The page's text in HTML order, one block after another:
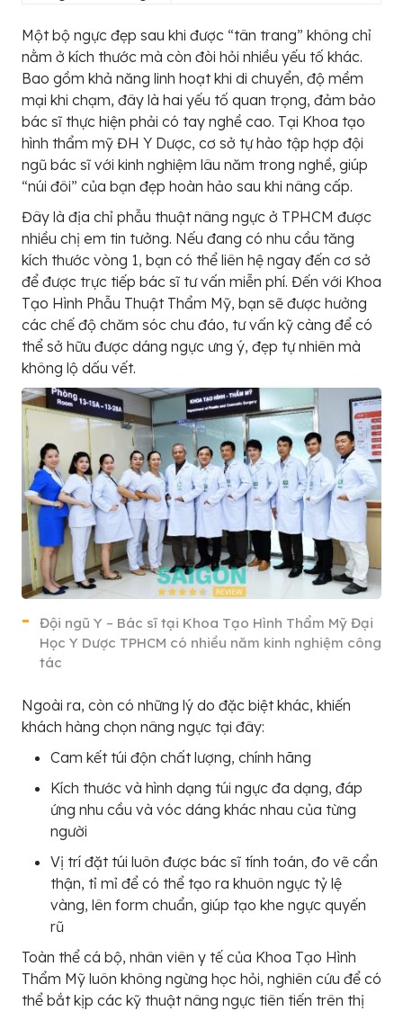
Một bộ ngực đẹp sau khi được “tân trang” không chỉ
nằm ở kích thước mà còn đòi hỏi nhiều yếu tố khác.
Bao gồm khả năng linh hoạt khi di chuyển, độ mềm
mại khi chạm, đây là hai yếu tố quan trọng, đảm bảo
bác sĩ thực hiện phải có tay nghề cao. Tại Khoa tạo
hình thẩm mỹ ĐH Y Dược, cơ sở tự hào tập hợp đội
ngũ bác sĩ với kinh nghiệm lâu năm trong nghề, giúp
“núi đôi” của bạn đẹp hoàn hảo sau khi nâng cấp.
Đây là địa chỉ phẫu thuật nâng ngực ở TPHCM được
nhiều chị em tin tưởng. Nếu đang có nhu cầu tăng
kích thước vòng 1, bạn có thể liên hệ ngay đến cơ sở
để được trực tiếp bác sĩ tư vấn miễn phí. Đến với Khoa
Tạo Hình Phẫu Thuật Thẩm Mỹ, bạn sẽ được hưởng
các chế độ chăm sóc chu đáo, tư vấn kỹ càng để có
thể sở hữu được dáng ngực ưng ý, đẹp tự nhiên mà
không lộ dấu vết.
Đội ngũ Y – Bác sĩ tại Khoa Tạo Hình Thẩm Mỹ Đại
Học Y Dược TPHCM có nhiều năm kinh nghiệm công
tác
Ngoài ra, còn có những lý do đặc biệt khác, khiến
khách hàng chọn nâng ngực tại đây:
Cam kết túi độn chất lượng, chính hãng
Kích thước và hình dạng túi ngực đa dạng, đáp
ứng nhu cầu và vóc dáng khác nhau của từng
người
Vị trí đặt túi luôn được bác sĩ tính toán, đo vẽ cẩn
thận, tỉ mỉ để có thể tạo ra khuôn ngực tỷ lệ
vàng, lên form chuẩn, giúp tạo khe ngực quyến
rũ
Toàn thể cá bộ, nhân viên y tế của Khoa Tạo Hình
Thẩm Mỹ luôn không ngừng học hỏi, nghiên cứu để có
thể bắt kịp các kỹ thuật nâng ngực tiên tiến trên thị